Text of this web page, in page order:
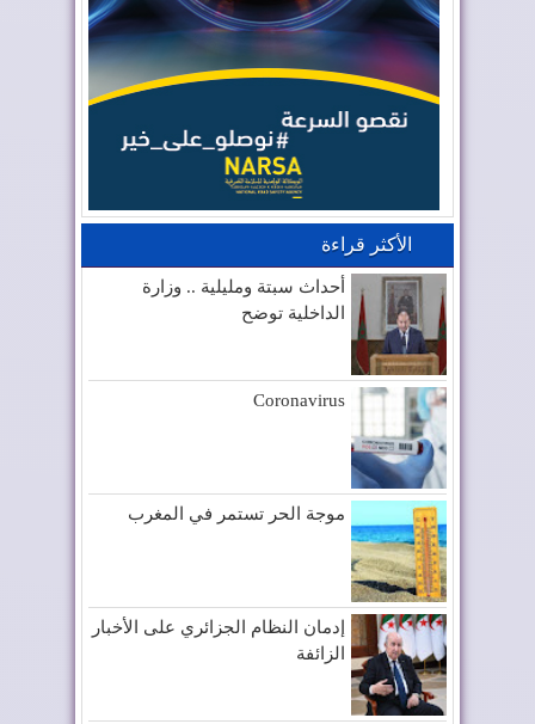
الأكثر قراءة
أحداث سبتة ومليلية .. وزارة
الداخلية توضح
Coronavirus
موجة الحر تستمر في المغرب
إدمان النظام الجزائري على الأخبار
الزائفة